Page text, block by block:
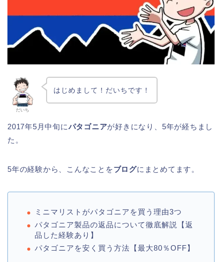
だいち
はじめまして！だいちです！
2017年5月中旬にパタゴニアが好きになり、5年が経ちまし
た。
5年の経験から、こんなことをブログにまとめてます。
ミニマリストがパタゴニアを買う理由3つ
パタゴニア製品の返品について徹底解説【返
品した経験あり】
パタゴニアを安く買う方法【最大80％OFF】